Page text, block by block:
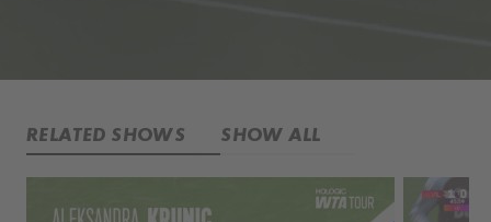
RELATED SHOWS SHOW ALL